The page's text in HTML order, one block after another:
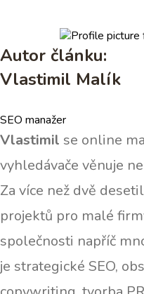
Autor článku:
Vlastimil Malík
SEO manažer
Vlastimil se online
vyhledávače věnuje
Za více než dvě
projektů pro malé
společnosti napříč
je strategické SEO,